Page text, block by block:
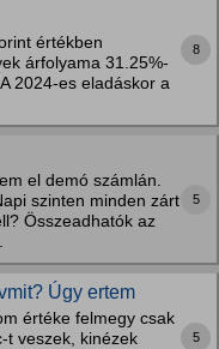
értékben
árfolyama 31.25%-
2024-es eladáskor a
8
el demó számlán.
szinten minden zárt
Összeadhatók az
5
Úgy ertem
értéke felmegy csak
t veszek, kinézek
5